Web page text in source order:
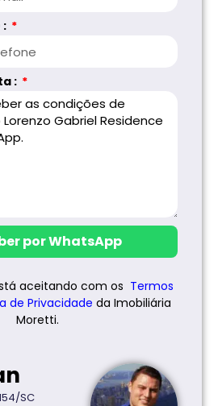
:
:
por WhatsApp
aceitando com os Termos
de Privacidade da Imobiliária
Moretti.
SC